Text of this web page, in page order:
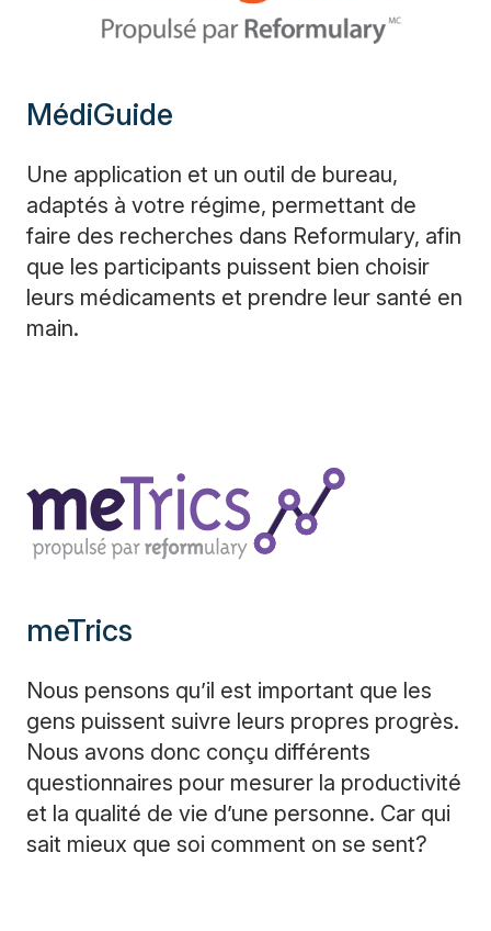
MédiGuide
Une application et un outil de bureau,
adaptés à votre régime, permettant de
faire des recherches dans Reformulary, afin
que les participants puissent bien choisir
leurs médicaments et prendre leur santé en
main.
meTrics
Nous pensons qu’il est important que les
gens puissent suivre leurs propres progrès.
Nous avons donc conçu différents
questionnaires pour mesurer la productivité
et la qualité de vie d’une personne. Car qui
sait mieux que soi comment on se sent?